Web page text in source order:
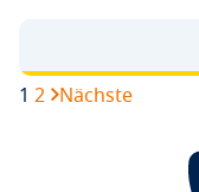
1 2 Nächste